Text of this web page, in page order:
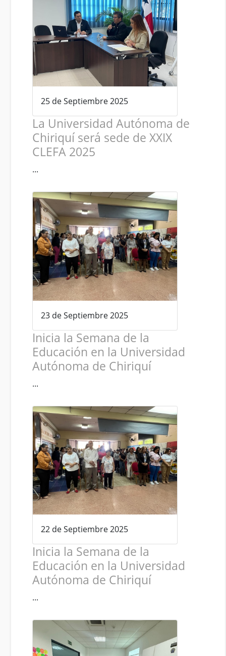
25 de Septiembre 2025
La Universidad Autónoma de
Chiriquí será sede de XXIX
CLEFA 2025
...
23 de Septiembre 2025
Inicia la Semana de la
Educación en la Universidad
Autónoma de Chiriquí
...
22 de Septiembre 2025
Inicia la Semana de la
Educación en la Universidad
Autónoma de Chiriquí
...